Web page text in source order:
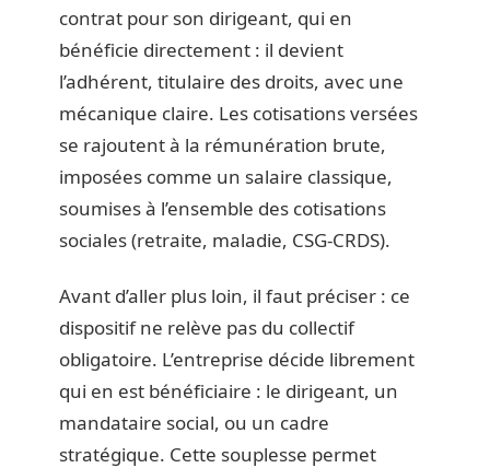
contrat pour son dirigeant, qui en
bénéficie directement : il devient
l’adhérent, titulaire des droits, avec une
mécanique claire. Les cotisations versées
se rajoutent à la rémunération brute,
imposées comme un salaire classique,
soumises à l’ensemble des cotisations
sociales (retraite, maladie, CSG-CRDS).
Avant d’aller plus loin, il faut préciser : ce
dispositif ne relève pas du collectif
obligatoire. L’entreprise décide librement
qui en est bénéficiaire : le dirigeant, un
mandataire social, ou un cadre
stratégique. Cette souplesse permet